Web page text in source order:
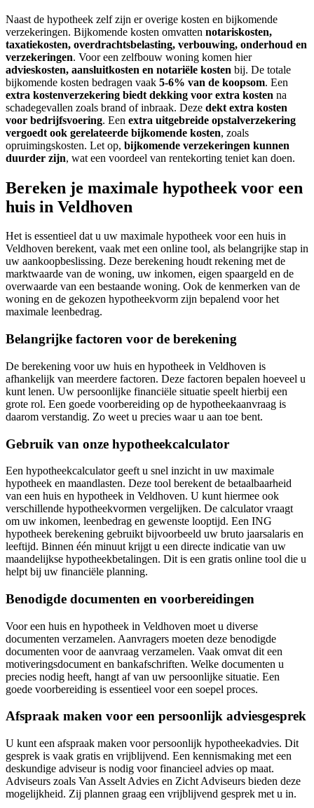
Naast de hypotheek zelf zijn er overige kosten en bijkomende
verzekeringen. Bijkomende kosten omvatten notariskosten,
taxatiekosten, overdrachtsbelasting, verbouwing, onderhoud en
verzekeringen. Voor een zelfbouw woning komen hier
advieskosten, aansluitkosten en notariële kosten bij. De totale
bijkomende kosten bedragen vaak 5-6% van de koopsom. Een
extra kostenverzekering biedt dekking voor extra kosten na
schadegevallen zoals brand of inbraak. Deze dekt extra kosten
voor bedrijfsvoering. Een extra uitgebreide opstalverzekering
vergoedt ook gerelateerde bijkomende kosten, zoals
opruimingskosten. Let op, bijkomende verzekeringen kunnen
duurder zijn, wat een voordeel van rentekorting teniet kan doen.
Bereken je maximale hypotheek voor een
huis in Veldhoven
Het is essentieel dat u uw maximale hypotheek voor een huis in
Veldhoven berekent, vaak met een online tool, als belangrijke stap in
uw aankoopbeslissing. Deze berekening houdt rekening met de
marktwaarde van de woning, uw inkomen, eigen spaargeld en de
overwaarde van een bestaande woning. Ook de kenmerken van de
woning en de gekozen hypotheekvorm zijn bepalend voor het
maximale leenbedrag.
Belangrijke factoren voor de berekening
De berekening voor uw huis en hypotheek in Veldhoven is
afhankelijk van meerdere factoren. Deze factoren bepalen hoeveel u
kunt lenen. Uw persoonlijke financiële situatie speelt hierbij een
grote rol. Een goede voorbereiding op de hypotheekaanvraag is
daarom verstandig. Zo weet u precies waar u aan toe bent.
Gebruik van onze hypotheekcalculator
Een hypotheekcalculator geeft u snel inzicht in uw maximale
hypotheek en maandlasten. Deze tool berekent de betaalbaarheid
van een huis en hypotheek in Veldhoven. U kunt hiermee ook
verschillende hypotheekvormen vergelijken. De calculator vraagt
om uw inkomen, leenbedrag en gewenste looptijd. Een ING
hypotheek berekening gebruikt bijvoorbeeld uw bruto jaarsalaris en
leeftijd. Binnen één minuut krijgt u een directe indicatie van uw
maandelijkse hypotheekbetalingen. Dit is een gratis online tool die u
helpt bij uw financiële planning.
Benodigde documenten en voorbereidingen
Voor een huis en hypotheek in Veldhoven moet u diverse
documenten verzamelen. Aanvragers moeten deze benodigde
documenten voor de aanvraag verzamelen. Vaak omvat dit een
motiveringsdocument en bankafschriften. Welke documenten u
precies nodig heeft, hangt af van uw persoonlijke situatie. Een
goede voorbereiding is essentieel voor een soepel proces.
Afspraak maken voor een persoonlijk adviesgesprek
U kunt een afspraak maken voor persoonlijk hypotheekadvies. Dit
gesprek is vaak gratis en vrijblijvend. Een kennismaking met een
deskundige adviseur is nodig voor financieel advies op maat.
Adviseurs zoals Van Asselt Advies en Zicht Adviseurs bieden deze
mogelijkheid. Zij plannen graag een vrijblijvend gesprek met u in.